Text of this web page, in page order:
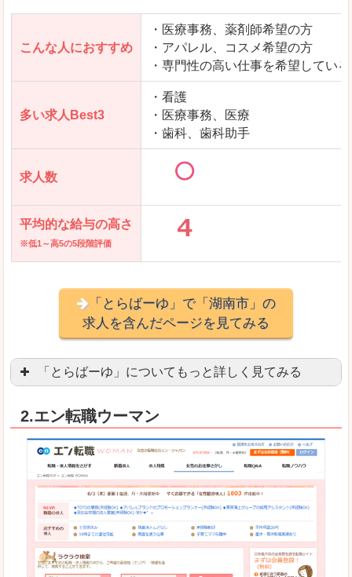
こんな人におすすめ
・医療事務、薬剤師希望の方
・アパレル、コスメ希望の方
・専門性の高い仕事を希望してい
多い求人Best3
・看護
・医療事務、医療
・歯科、歯科助手
求人数
平均的な給与の高さ
※低1～高5の5段階評価
「とらばーゆ」で「湖南市」の
求人を含んだページを見てみる
「とらばーゆ」についてもっと詳しく見てみる
良いところ
スマホアプリやソーシャルアカウントが充実して
「ファッション・ブランドページ」という検索
悪いところ
事務などのオフィスワークを探している方にとっ
専門性が強い部分があるので、逆に一般的なお仕
2.エン転職ウーマン